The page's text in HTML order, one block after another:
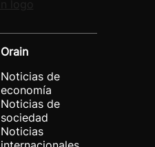
Orain
Noticias de
economía
Noticias de
sociedad
Noticias